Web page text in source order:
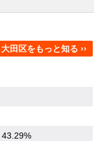
大田区をもっと知る ››
43.29%